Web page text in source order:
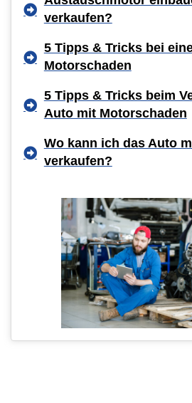
verkaufen?
5 Tipps & Tricks bei
Motorschaden
5 Tipps & Tricks beim
Auto mit Motorschaden
Wo kann ich das Auto
verkaufen?